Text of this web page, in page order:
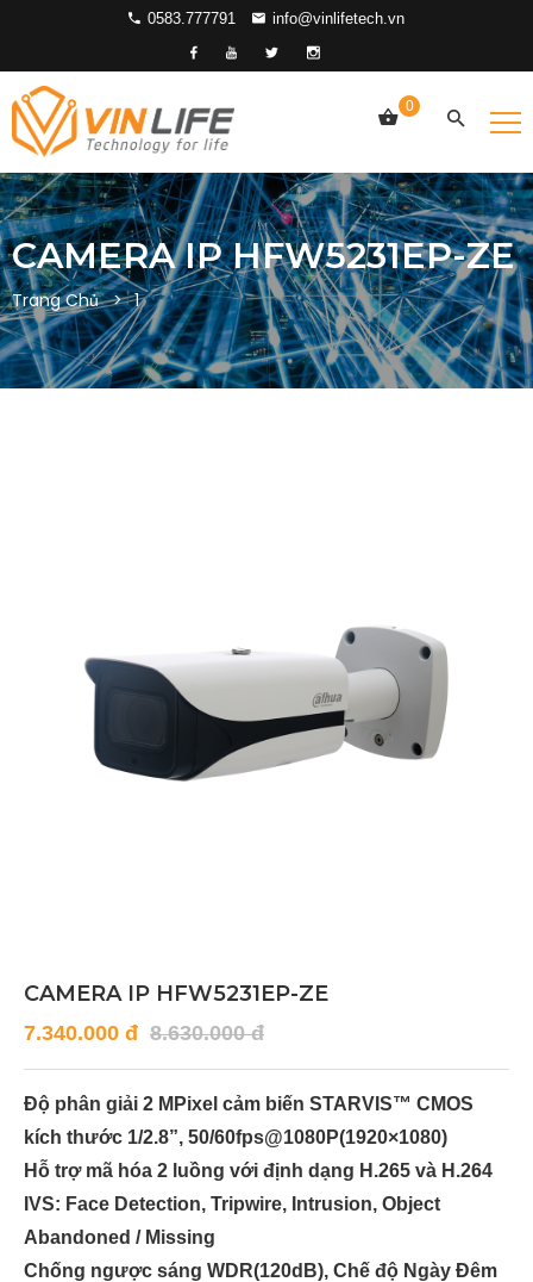
0583.777791 info@vinlifetech.vn
0
CAMERA IP HFW5231EP-ZE
Trang Chủ 1
CAMERA IP HFW5231EP-ZE
7.340.000 đ 8.630.000 đ
Độ phân giải 2 MPixel cảm biến STARVIS™ CMOS
kích thước 1/2.8”, 50/60fps@1080P(1920×1080)
Hỗ trợ mã hóa 2 luồng với định dạng H.265 và H.264
IVS: Face Detection, Tripwire, Intrusion, Object
Abandoned / Missing
Chống ngược sáng WDR(120dB), Chế độ Ngày Đêm